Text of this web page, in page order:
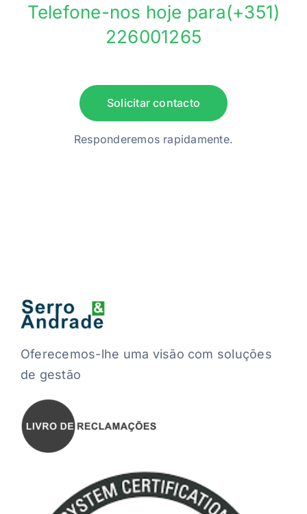
Telefone-nos hoje para(+351)
226001265
Solicitar contacto
Responderemos rapidamente.
Oferecemos-lhe uma visão com soluções
de gestão